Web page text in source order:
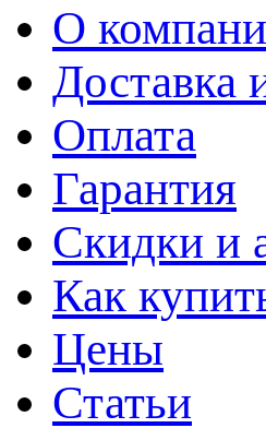
О
Доставка
Оплата
Гарантия
Скидки и
Как
Цены
Статьи